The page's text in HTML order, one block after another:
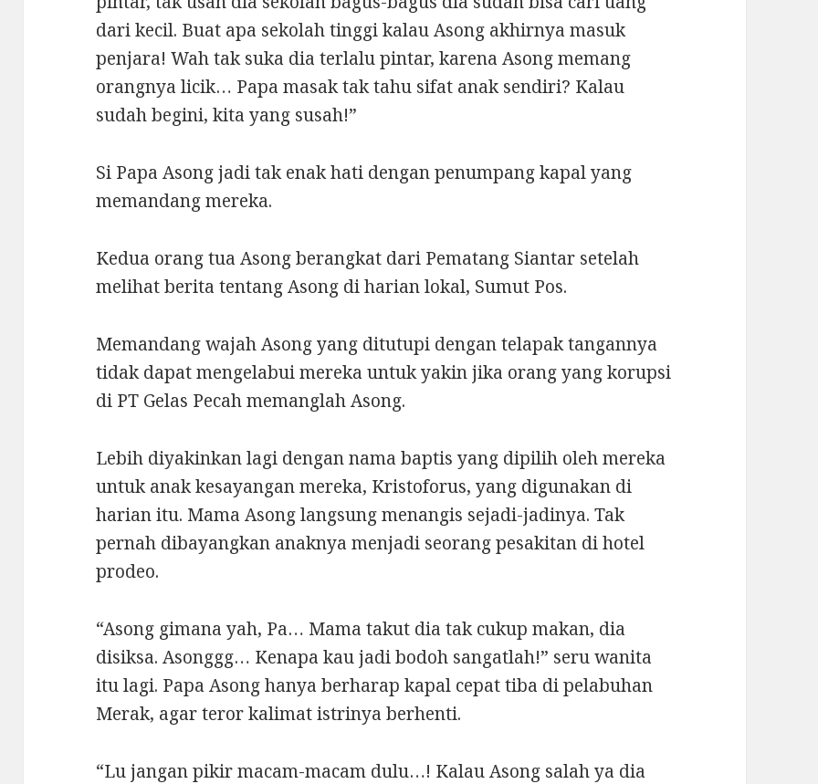
dari kecil. Buat apa sekolah tinggi kalau Asong akhirnya masuk
penjara! Wah tak suka dia terlalu pintar, karena Asong memang
orangnya licik… Papa masak tak tahu sifat anak sendiri? Kalau
sudah begini, kita yang susah!”
Si Papa Asong jadi tak enak hati dengan penumpang kapal yang
memandang mereka.
Kedua orang tua Asong berangkat dari Pematang Siantar setelah
melihat berita tentang Asong di harian lokal, Sumut Pos.
Memandang wajah Asong yang ditutupi dengan telapak tangannya
tidak dapat mengelabui mereka untuk yakin jika orang yang korupsi
di PT Gelas Pecah memanglah Asong.
Lebih diyakinkan lagi dengan nama baptis yang dipilih oleh mereka
untuk anak kesayangan mereka, Kristoforus, yang digunakan di
harian itu. Mama Asong langsung menangis sejadi-jadinya. Tak
pernah dibayangkan anaknya menjadi seorang pesakitan di hotel
prodeo.
“Asong gimana yah, Pa… Mama takut dia tak cukup makan, dia
disiksa. Asonggg… Kenapa kau jadi bodoh sangatlah!” seru wanita
itu lagi. Papa Asong hanya berharap kapal cepat tiba di pelabuhan
Merak, agar teror kalimat istrinya berhenti.
“Lu jangan pikir macam-macam dulu…! Kalau Asong salah ya dia